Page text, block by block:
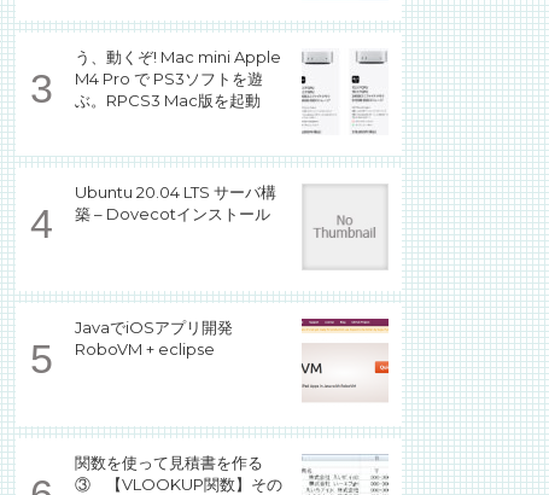
う、動くぞ! Mac mini Apple
M4 Pro で PS3ソフトを遊
ぶ。RPCS3 Mac版を起動
Ubuntu 20.04 LTS サーバ構
築 – Dovecotインストール
JavaでiOSアプリ開発
RoboVM + eclipse
関数を使って見積書を作る
③ 【VLOOKUP関数】その